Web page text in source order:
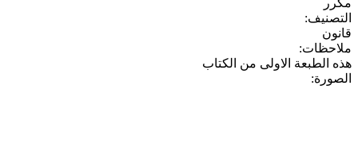
التصنيف:
قانون
ملاحظات:
هذه الطبعة الاولى من الكتاب
الصورة: